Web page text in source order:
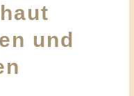
und